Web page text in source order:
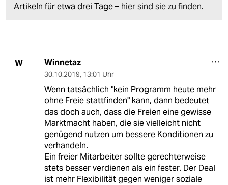
Artikeln für etwa drei Tage – hier sind sie zu finden.
W Winnetaz
30.10.2019, 13:01 Uhr
Wenn tatsächlich "kein Programm heute mehr
ohne Freie stattfinden" kann, dann bedeutet
das doch auch, dass die Freien eine gewisse
Marktmacht haben, die sie vielleicht nicht
genügend nutzen um bessere Konditionen zu
verhandeln.
Ein freier Mitarbeiter sollte gerechterweise
stets besser verdienen als ein fester. Der Deal
ist mehr Flexibilität gegen weniger soziale